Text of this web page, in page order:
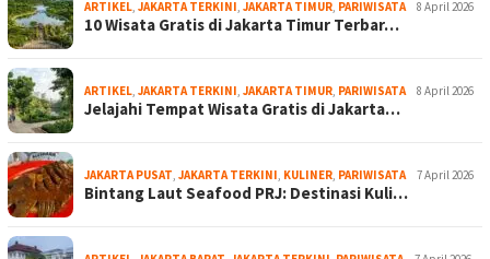
ARTIKEL, JAKARTA TERKINI, JAKARTA TIMUR, PARIWISATA 8 April 2026
10 Wisata Gratis di Jakarta Timur Terbar…
ARTIKEL, JAKARTA TERKINI, JAKARTA TIMUR, PARIWISATA 8 April 2026
Jelajahi Tempat Wisata Gratis di Jakarta…
JAKARTA PUSAT, JAKARTA TERKINI, KULINER, PARIWISATA 7 April 2026
Bintang Laut Seafood PRJ: Destinasi Kuli…